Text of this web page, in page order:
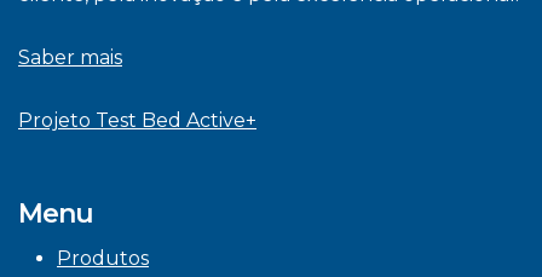
Saber mais
Projeto Test Bed Active+
Menu
Produtos